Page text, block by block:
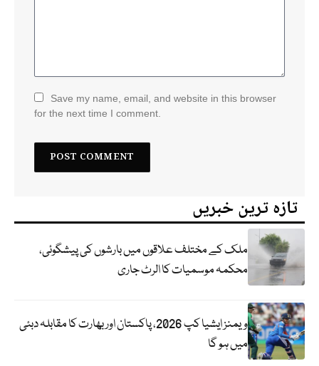
Save my name, email, and website in this browser
for the next time I comment.
تازہ ترین خبریں
ملک کے مختلف علاقوں میں بارشوں کی پیشگوئی،
محکمہ موسمیات کا الرٹ جاری
ویمنز ایشیا کپ 2026، پاکستان اور بھارت کا مقابلہ دبئی
میں ہو گا